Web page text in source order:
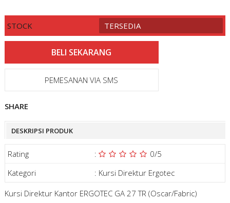
STOCK TERSEDIA
PEMESANAN VIA SMS
SHARE
DESKRIPSI PRODUK
Rating : 0/5
Kategori
: Kursi Direktur Ergotec
Kursi Direktur Kantor ERGOTEC GA 27 TR (Oscar/Fabric)